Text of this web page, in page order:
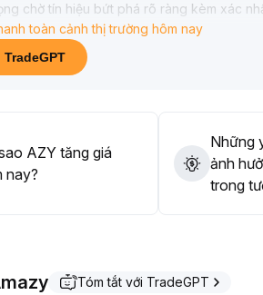
chờ tín hiệu bứt phá rõ ràng kèm xác
toàn cảnh thị trường hôm nay
TradeGPT
AZY tăng giá
nay?
Những
ảnh
trong
Tóm tắt với TradeGPT